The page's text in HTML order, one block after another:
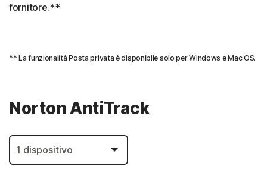
fornitore.**
** La funzionalità Posta privata è disponibile solo per Windows e Mac OS.
Norton AntiTrack